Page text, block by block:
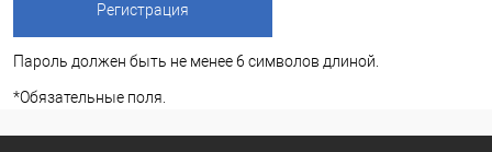
Пароль должен быть не менее 6 символов длиной.
*Обязательные поля.